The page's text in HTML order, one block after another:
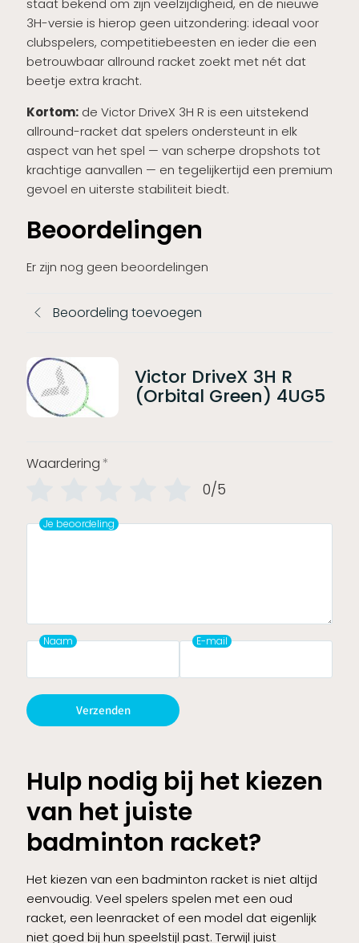
staat bekend om zijn veelzijdigheid, en de nieuwe
3H-versie is hierop geen uitzondering: ideaal voor
clubspelers, competitiebeesten en ieder die een
betrouwbaar allround racket zoekt met nét dat
beetje extra kracht.
Kortom: de Victor DriveX 3H R is een uitstekend
allround-racket dat spelers ondersteunt in elk
aspect van het spel — van scherpe dropshots tot
krachtige aanvallen — en tegelijkertijd een premium
gevoel en uiterste stabiliteit biedt.
Beoordelingen
Er zijn nog geen beoordelingen
Beoordeling toevoegen
Victor DriveX 3H R
(Orbital Green) 4UG5
Waardering *
0/5
Je beoordeling
Naam E-mail
Verzenden
Hulp nodig bij het kiezen
van het juiste
badminton racket?
Het kiezen van een badminton racket is niet altijd
eenvoudig. Veel spelers spelen met een oud
racket, een leenracket of een model dat eigenlijk
niet goed bij hun speelstijl past. Terwijl juist